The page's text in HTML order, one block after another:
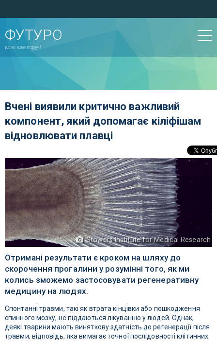
ФУТУРО
воно вже поруч!
Вчені виявили критично важливий
компонент, який допомагає кіліфішам
відновлювати плавці
Stowers Institute for Medical Research
Отримані результати є кроком на шляху до
скорочення прогалини у розумінні того, як ми
колись зможемо застосовувати регенеративну
медицину на людях.
Спонтанні травми, такі як втрата кінцівки або пошкодження
спинного мозку, не піддаються лікуванню у людей. Однак,
деякі тварини мають виняткову здатність до регенерації після
травми, відповідь, яка вимагає точної послідовності клітинних